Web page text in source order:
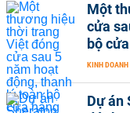
Một
cửa
bộ
KINH DOANH
Dự án